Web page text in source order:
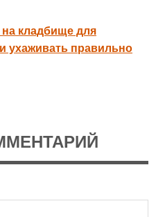
кладбище для
ухаживать правильно